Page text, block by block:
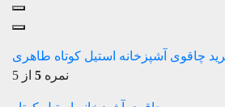
نمره 5 از 5